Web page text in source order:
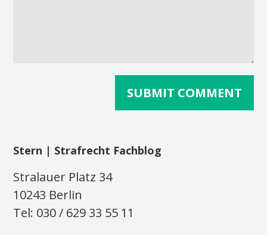
Stern | Strafrecht Fachblog
Stralauer Platz 34
10243 Berlin
Tel: 030 / 629 33 55 11